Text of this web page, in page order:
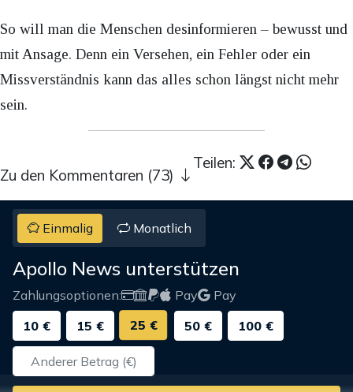
So will man die Menschen desinformieren – bewusst und
mit Ansage. Denn ein Versehen, ein Fehler oder ein
Missverständnis kann das alles schon längst nicht mehr
sein.
Teilen:
Zu den Kommentaren (73)
Einmalig Monatlich
Apollo News unterstützen
Zahlungsoptionen: Pay
Pay
10 €
15 € 25 € 50 € 100 €